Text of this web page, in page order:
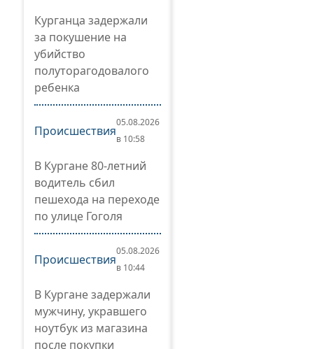
Курганца задержали
за покушение на
убийство
полуторагодовалого
ребенка
Происшествия
05.08.2026
в 10:58
В Кургане 80-летний
водитель сбил
пешехода на переходе
по улице Гоголя
Происшествия
05.08.2026
в 10:44
В Кургане задержали
мужчину, укравшего
ноутбук из магазина
после покупки